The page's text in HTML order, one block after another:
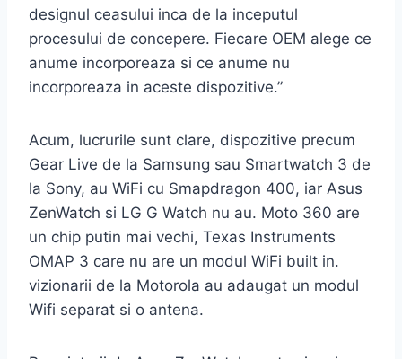
designul ceasului inca de la inceputul
procesului de concepere. Fiecare OEM alege ce
anume incorporeaza si ce anume nu
incorporeaza in aceste dispozitive.”
Acum, lucrurile sunt clare, dispozitive precum
Gear Live de la Samsung sau Smartwatch 3 de
la Sony, au WiFi cu Smapdragon 400, iar Asus
ZenWatch si LG G Watch nu au. Moto 360 are
un chip putin mai vechi, Texas Instruments
OMAP 3 care nu are un modul WiFi built in.
vizionarii de la Motorola au adaugat un modul
Wifi separat si o antena.